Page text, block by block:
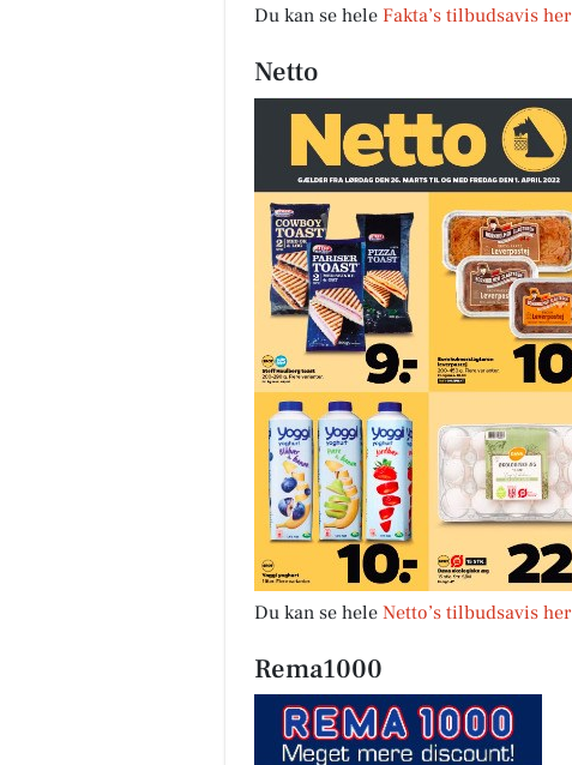
Du kan se hele Fakta’s tilbudsavis her
Netto
Du kan se hele Netto’s tilbudsavis her
Rema1000